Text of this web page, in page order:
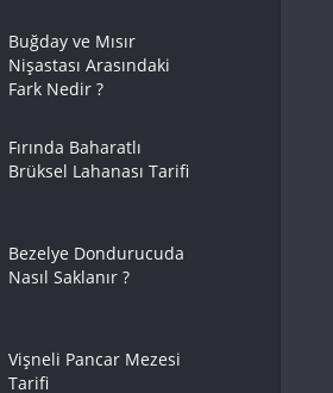
Buğday ve Mısır
Nişastası Arasındaki
Fark Nedir ?
Fırında Baharatlı
Brüksel Lahanası Tarifi
Bezelye Dondurucuda
Nasıl Saklanır ?
Vişneli Pancar Mezesi
Tarifi